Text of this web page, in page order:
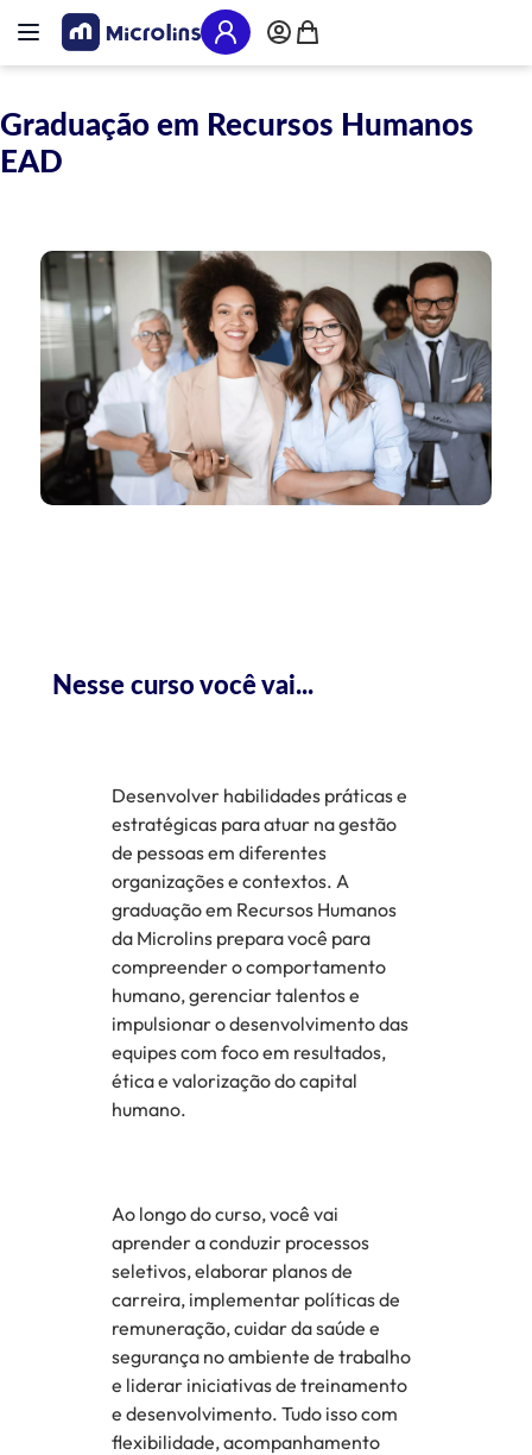
Pular para o conteúdo
Alternar Nav
Meu Carrinho
Nesse curso você vai...
Desenvolver habilidades práticas e
estratégicas para atuar na gestão
de pessoas em diferentes
organizações e contextos. A
graduação em Recursos Humanos
da Microlins prepara você para
compreender o comportamento
humano, gerenciar talentos e
impulsionar o desenvolvimento das
equipes com foco em resultados,
ética e valorização do capital
humano.
Ao longo do curso, você vai
aprender a conduzir processos
seletivos, elaborar planos de
carreira, implementar políticas de
remuneração, cuidar da saúde e
segurança no ambiente de trabalho
e liderar iniciativas de treinamento
e desenvolvimento. Tudo isso com
flexibilidade, acompanhamento
Graduação em Recursos Humanos
EAD